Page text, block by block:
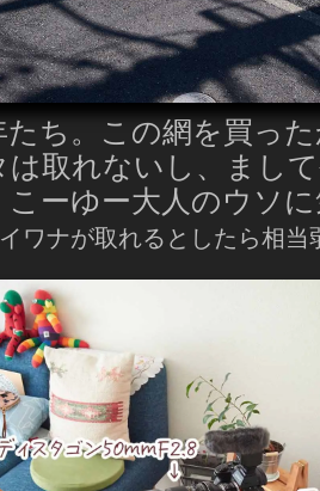
たち。この網を買っ
は取れないし、まし
こーゆー大人のウソ
ワナが取れるとしたら相当